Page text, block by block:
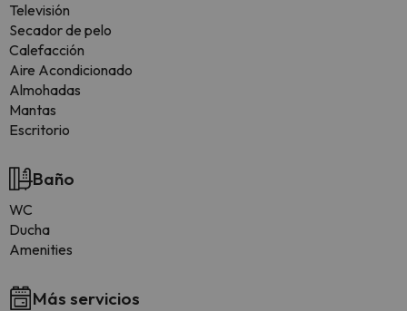
Televisión
Secador de pelo
Calefacción
Aire Acondicionado
Almohadas
Mantas
Escritorio
Baño
WC
Ducha
Amenities
Más servicios